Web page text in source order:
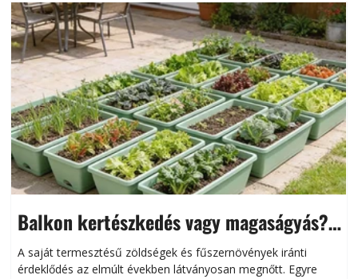
Balkon kertészkedés vagy magaságyás?
Helytakarékos kertészkedés
A saját termesztésű zöldségek és fűszernövények iránti
érdeklődés az elmúlt években látványosan megnőtt. Egyre